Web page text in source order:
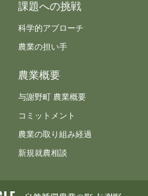
課題への挑戦
科学的アプローチ
農業の担い手
農業概要
与謝野町 農業概要
コミットメント
農業の取り組み経過
新規就農相談